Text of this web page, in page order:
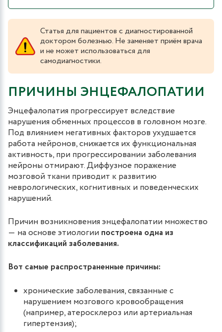
Статья для пациентов с диагностированной
доктором болезнью. Не заменяет приём врача
и не может использоваться для
самодиагностики.
ПРИЧИНЫ ЭНЦЕФАЛОПАТИИ
Энцефалопатия прогрессирует вследствие
нарушения обменных процессов в головном мозге.
Под влиянием негативных факторов ухудшается
работа нейронов, снижается их функциональная
активность, при прогрессировании заболевания
нейроны отмирают. Диффузное поражение
мозговой ткани приводит к развитию
неврологических, когнитивных и поведенческих
нарушений.
Причин возникновения энцефалопатии множество
― на основе этиологии построена одна из
классификаций заболевания.
Вот самые распространенные причины:
хронические заболевания, связанные с
нарушением мозгового кровообращения
(например, атеросклероз или артериальная
гипертензия);